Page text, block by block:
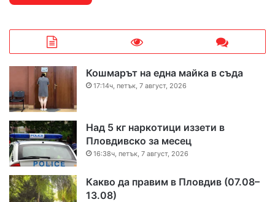
Кошмарът на една майка в съда
17:14ч, петък, 7 август, 2026
Над 5 кг наркотици иззети в
Пловдивско за месец
16:38ч, петък, 7 август, 2026
Какво да правим в Пловдив (07.08–
13.08)